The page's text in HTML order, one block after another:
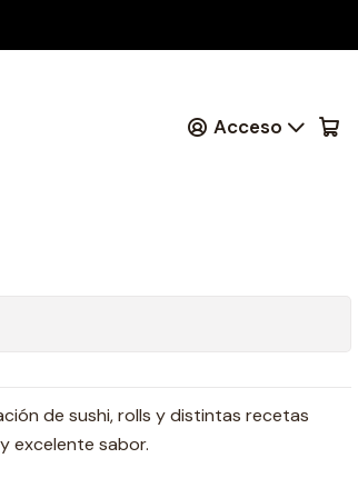
Acceso
Hojas
de sushi, rolls y distintas recetas
excelente sabor.